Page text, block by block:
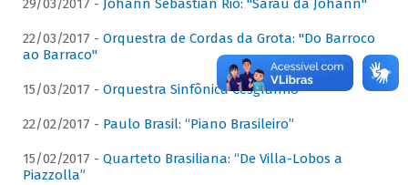
29/03/2017 - Johann Sebastian Rio: "Sarau da Johann"
22/03/2017 - Orquestra de Cordas da Grota: "Do Barroco
ao Barraco"
15/03/2017 - Orquestra Sinfônica Cesgranrio
22/02/2017 - Paulo Brasil: “Piano Brasileiro”
15/02/2017 - Quarteto Brasiliana: “De Villa-Lobos a
Piazzolla”